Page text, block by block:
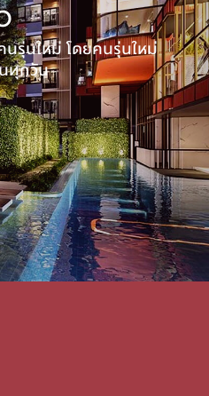
รุ่นใหม่ โดยคนรุ่นใหม่
นทุกวัน